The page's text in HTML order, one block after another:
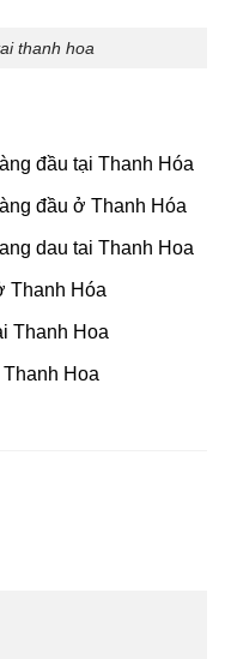
thanh hoa
đầu tại Thanh Hóa
đầu ở Thanh Hóa
dau tai Thanh Hoa
Thanh Hóa
Thanh Hoa
Hoa